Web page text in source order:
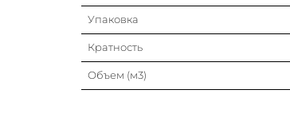
Упаковка
Кратность
Объем (м3)